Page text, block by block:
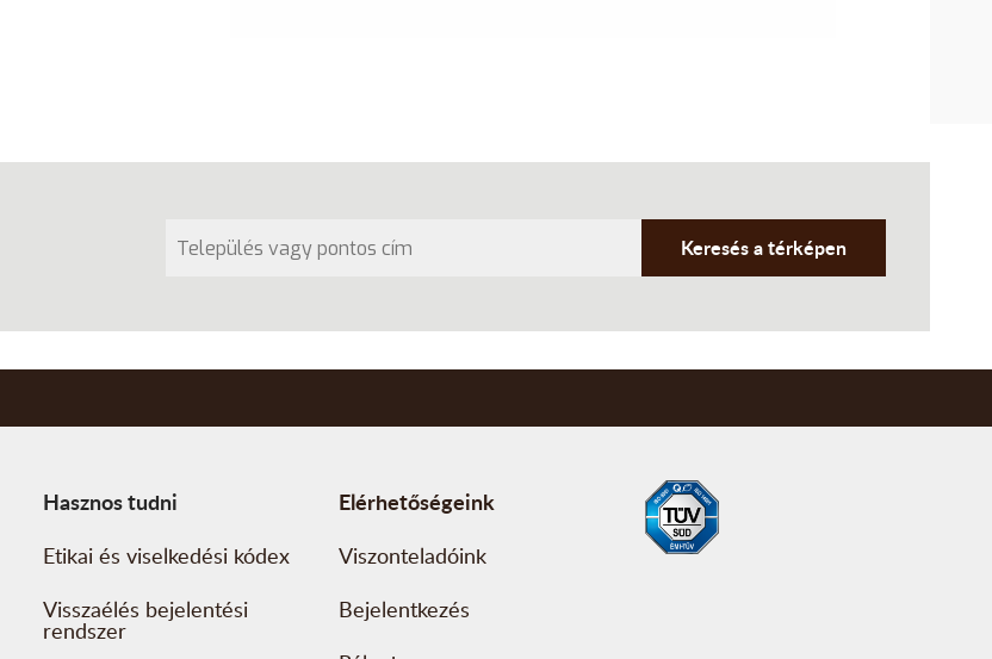
Keresés a térképen
Hasznos tudni
Etikai és viselkedési kódex
Visszaélés bejelentési
rendszer
Elérhetőségeink
Viszonteladóink
Bejelentkezés